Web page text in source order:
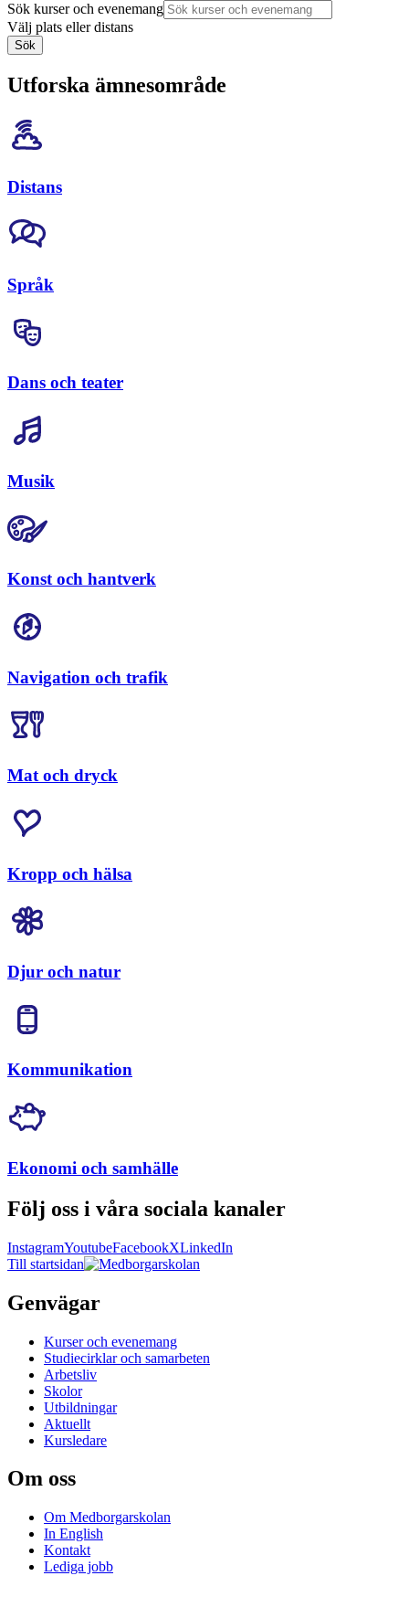
Sök kurser och evenemang
Välj plats eller distans
Sök
Utforska ämnesområde
Distans
Språk
Dans och teater
Musik
Konst och hantverk
Navigation och trafik
Mat och dryck
Kropp och hälsa
Djur och natur
Kommunikation
Ekonomi och samhälle
Följ oss i våra sociala kanaler
InstagramYoutubeFacebookXLinkedIn
Till startsidan
Genvägar
Kurser och evenemang
Studiecirklar och samarbeten
Arbetsliv
Skolor
Utbildningar
Aktuellt
Kursledare
Om oss
Om Medborgarskolan
In English
Kontakt
Lediga jobb